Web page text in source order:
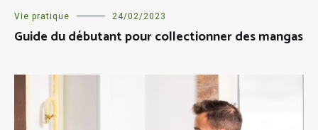
Vie pratique 24/02/2023
Guide du débutant pour collectionner des mangas